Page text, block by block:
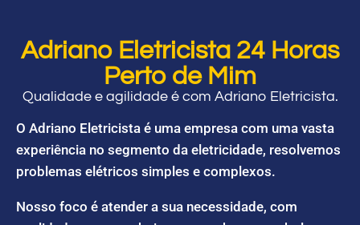
Adriano Eletricista 24 Horas
Perto de Mim
Qualidade e agilidade é com Adriano Eletricista.
O Adriano Eletricista é uma empresa com uma vasta
experiência no segmento da eletricidade, resolvemos
problemas elétricos simples e complexos.
Nosso foco é atender a sua necessidade, com